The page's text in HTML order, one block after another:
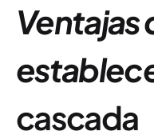
Ventajas
cascada